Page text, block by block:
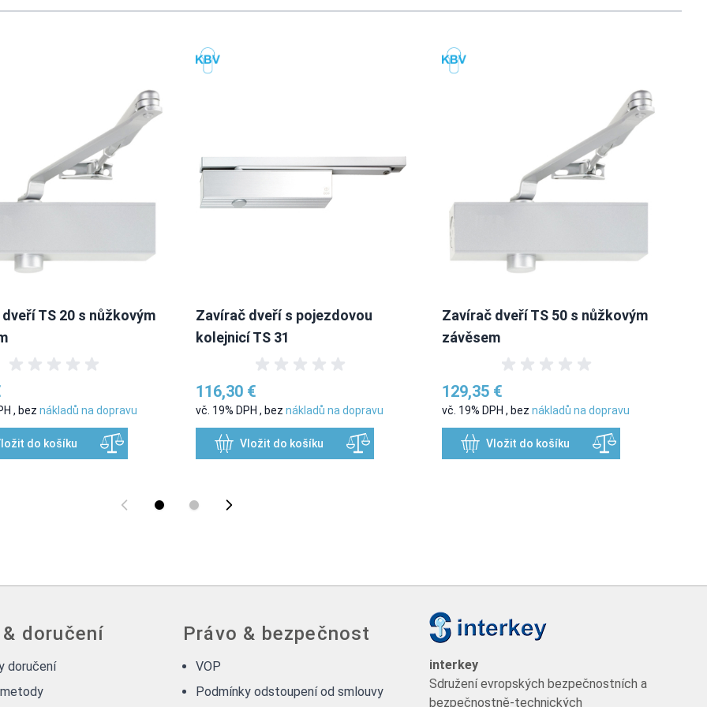
TS 20 s nůžkovým
, bez nákladů na dopravu
do košíku
Zavírač dveří s pojezdovou
kolejnicí TS 31
116,30 €
vč. 19% DPH , bez nákladů na dopravu
Vložit do košíku
Zavírač dveří TS 50 s nůžkovým
závěsem
129,35 €
vč. 19% DPH , bez nákladů na dopravu
Vložit do košíku
doručení
doručení
Právo & bezpečnost
VOP
Podmínky odstoupení od smlouvy
interkey
Sdružení evropských bezpečnostních a
bezpečnostně-technických